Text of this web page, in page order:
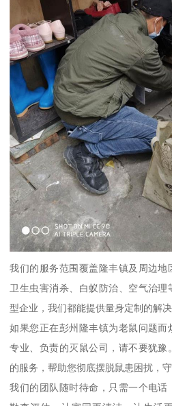
我们的服务范围覆盖隆丰镇及周边地
卫生虫害消杀、白蚁防治、空气治
型企业，我们都能提供量身定制的解决
如果您正在彭州隆丰镇为老鼠问题
专业、负责的灭鼠公司，请不要犹
的服务，帮助您彻底摆脱鼠患困扰，
我们的团队随时待命，只需一个电